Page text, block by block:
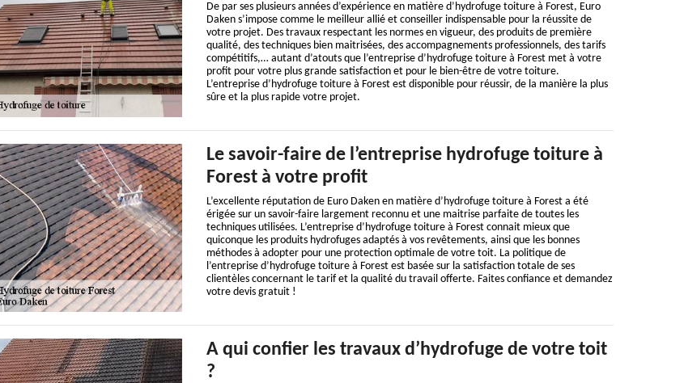
De par ses plusieurs années d’expérience en matière d’hydrofuge toiture à Forest, Euro
Daken s’impose comme le meilleur allié et conseiller indispensable pour la réussite de
votre projet. Des travaux respectant les normes en vigueur, des produits de première
qualité, des techniques bien maitrisées, des accompagnements professionnels, des tarifs
compétitifs,… autant d’atouts que l’entreprise d’hydrofuge toiture à Forest met à votre
profit pour votre plus grande satisfaction et pour le bien-être de votre toiture.
L’entreprise d’hydrofuge toiture à Forest est disponible pour réussir, de la manière la plus
sûre et la plus rapide votre projet.
Le savoir-faire de l’entreprise hydrofuge toiture à
Forest à votre profit
L’excellente réputation de Euro Daken en matière d’hydrofuge toiture à Forest a été
érigée sur un savoir-faire largement reconnu et une maitrise parfaite de toutes les
techniques utilisées. L’entreprise d’hydrofuge toiture à Forest connait mieux que
quiconque les produits hydrofuges adaptés à vos revêtements, ainsi que les bonnes
méthodes à adopter pour une protection optimale de votre toit. La politique de
l’entreprise d’hydrofuge toiture à Forest est basée sur la satisfaction totale de ses
clientèles concernant le tarif et la qualité du travail offerte. Faites confiance et demandez
votre devis gratuit !
A qui confier les travaux d’hydrofuge de votre toit
?